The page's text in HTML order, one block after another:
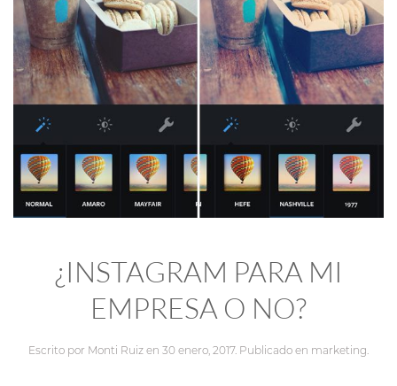
¿INSTAGRAM PARA MI
EMPRESA O NO?
Escrito por Monti Ruiz en 30 enero, 2017. Publicado en marketing.